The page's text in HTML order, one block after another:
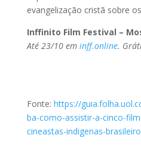
evangelização cristã sobre
Inffinito Film Festival –
Até 23/10 em inff.online.
Fonte: https://
ba-como-assistir-a-cinco-
cineastas-indigenas-